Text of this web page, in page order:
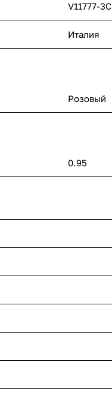
V11777-3C
Италия
Розовый
0.95